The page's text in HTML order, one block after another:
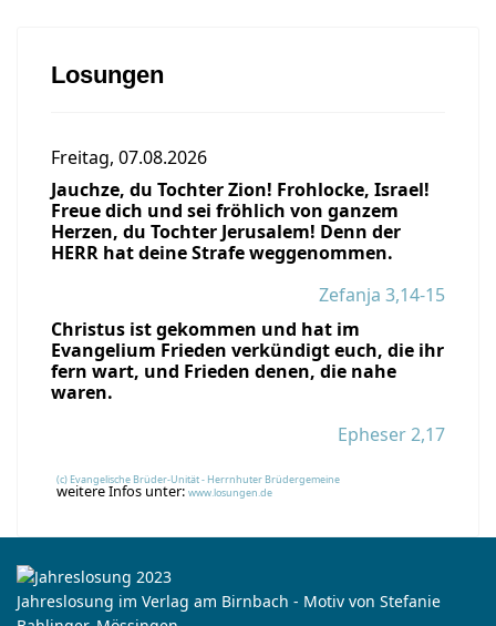
Losungen
Freitag, 07.08.2026
Jauchze, du Tochter Zion! Frohlocke, Israel!
Freue dich und sei fröhlich von ganzem
Herzen, du Tochter Jerusalem! Denn der
HERR hat deine Strafe weggenommen.
Zefanja 3,14-15
Christus ist gekommen und hat im
Evangelium Frieden verkündigt euch, die ihr
fern wart, und Frieden denen, die nahe
waren.
Epheser 2,17
(c) Evangelische Brüder-Unität - Herrnhuter Brüdergemeine
weitere Infos unter: www.losungen.de
Jahreslosung im Verlag am Birnbach - Motiv von Stefanie